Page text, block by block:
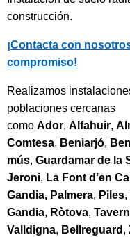
construcción.
¡Contacta con
compromiso!
Realizamos
poblaciones cercanas
como Ador, Alfahuir,
Comtesa, Beniarjó,
mús, Guardamar de la
Jeroni, La Font d’en
Gandia, Palmera, Piles,
Gandia, Ròtova,
Valldigna, Bellreguard ,